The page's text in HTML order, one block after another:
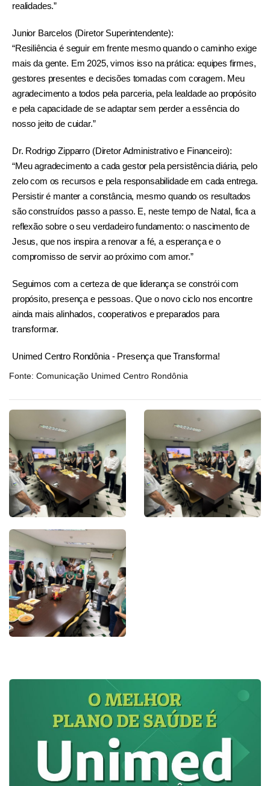
realidades.”
Junior Barcelos (Diretor Superintendente):
“Resiliência é seguir em frente mesmo quando o caminho exige
mais da gente. Em 2025, vimos isso na prática: equipes firmes,
gestores presentes e decisões tomadas com coragem. Meu
agradecimento a todos pela parceria, pela lealdade ao propósito
e pela capacidade de se adaptar sem perder a essência do
nosso jeito de cuidar.”
Dr. Rodrigo Zipparro (Diretor Administrativo e Financeiro):
“Meu agradecimento a cada gestor pela persistência diária, pelo
zelo com os recursos e pela responsabilidade em cada entrega.
Persistir é manter a constância, mesmo quando os resultados
são construídos passo a passo. E, neste tempo de Natal, fica a
reflexão sobre o seu verdadeiro fundamento: o nascimento de
Jesus, que nos inspira a renovar a fé, a esperança e o
compromisso de servir ao próximo com amor.”
Seguimos com a certeza de que liderança se constrói com
propósito, presença e pessoas. Que o novo ciclo nos encontre
ainda mais alinhados, cooperativos e preparados para
transformar.
Unimed Centro Rondônia - Presença que Transforma!
Fonte: Comunicação Unimed Centro Rondônia